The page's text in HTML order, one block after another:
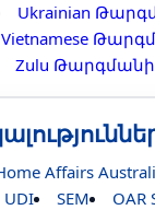
Ukrainian
Vietnamese
Zulu
Affairs
UDI SEM
OAR